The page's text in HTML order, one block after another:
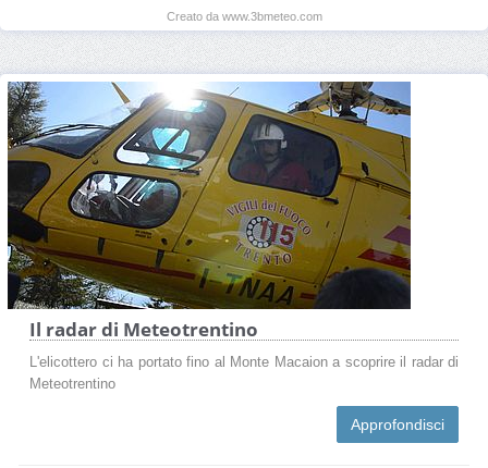
Creato da www.3bmeteo.com
Il radar di Meteotrentino
L'elicottero ci ha portato fino al Monte Macaion a scoprire il radar di
Meteotrentino
Approfondisci